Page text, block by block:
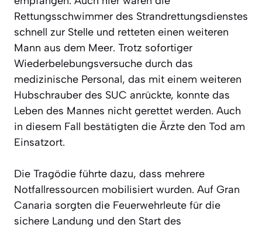
Rettungsschwimmer des Strandrettungsdienstes
schnell zur Stelle und retteten einen weiteren
Mann aus dem Meer. Trotz sofortiger
Wiederbelebungsversuche durch das
medizinische Personal, das mit einem weiteren
Hubschrauber des SUC anrückte, konnte das
Leben des Mannes nicht gerettet werden. Auch
in diesem Fall bestätigten die Ärzte den Tod am
Einsatzort.
Die Tragödie führte dazu, dass mehrere
Notfallressourcen mobilisiert wurden. Auf Gran
Canaria sorgten die Feuerwehrleute für die
sichere Landung und den Start des